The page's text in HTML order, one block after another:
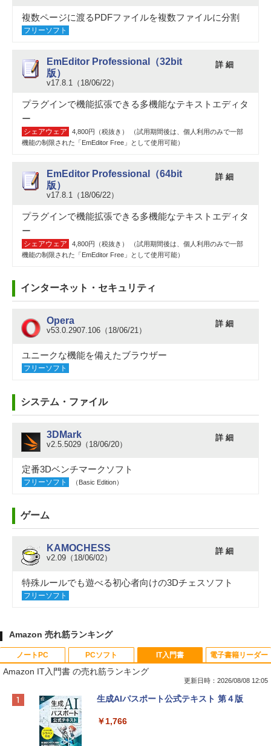
複数ページに渡るPDFファイルを複数ファイルに分割
フリーソフト
EmEditor Professional（32bit
版）
v17.8.1（18/06/22）
詳 細
プラグインで機能拡張できる多機能なテキストエディタ
ー
シェアウェア
4,800円（税抜き） （試用期間後は、個人利用のみで一部
機能の制限された「EmEditor Free」として使用可能）
EmEditor Professional（64bit
版）
v17.8.1（18/06/22）
詳 細
プラグインで機能拡張できる多機能なテキストエディタ
ー
シェアウェア
4,800円（税抜き） （試用期間後は、個人利用のみで一部
機能の制限された「EmEditor Free」として使用可能）
インターネット・セキュリティ
Opera
v53.0.2907.106（18/06/21）
詳 細
ユニークな機能を備えたブラウザー
フリーソフト
システム・ファイル
3DMark
v2.5.5029（18/06/20）
詳 細
定番3Dベンチマークソフト
フリーソフト （Basic Edition）
ゲーム
KAMOCHESS
v2.09（18/06/02）
詳 細
特殊ルールでも遊べる初心者向けの3Dチェスソフト
フリーソフト
Amazon 売れ筋ランキング
ノートPC
Apple 2026 MacBook Neo A18 Proチッ
e Intelligenceのために設計、Liquid Ret
PCソフト
Robloxギフトカード - 800 Robux 【限
インゲームコード】 ロブロックス | オン
IT入門書
Amazon IT入門書 の売れ筋ランキング
更新日時：2026/08/08 12:05
生成AIパスポート公式テキスト 第４版
￥1,766
電子書籍リーダー